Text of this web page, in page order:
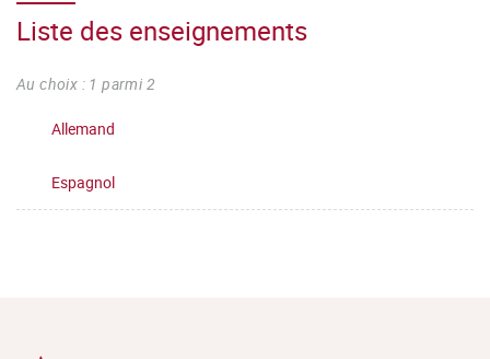
Liste des enseignements
Au choix : 1 parmi 2
Allemand
Espagnol